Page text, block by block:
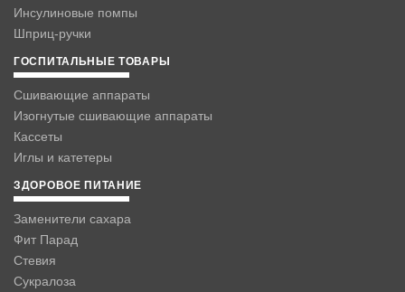
Инсулиновые помпы
Шприц-ручки
ГОСПИТАЛЬНЫЕ ТОВАРЫ
Сшивающие аппараты
Изогнутые сшивающие аппараты
Кассеты
Иглы и катетеры
ЗДОРОВОЕ ПИТАНИЕ
Заменители сахара
Фит Парад
Стевия
Сукралоза